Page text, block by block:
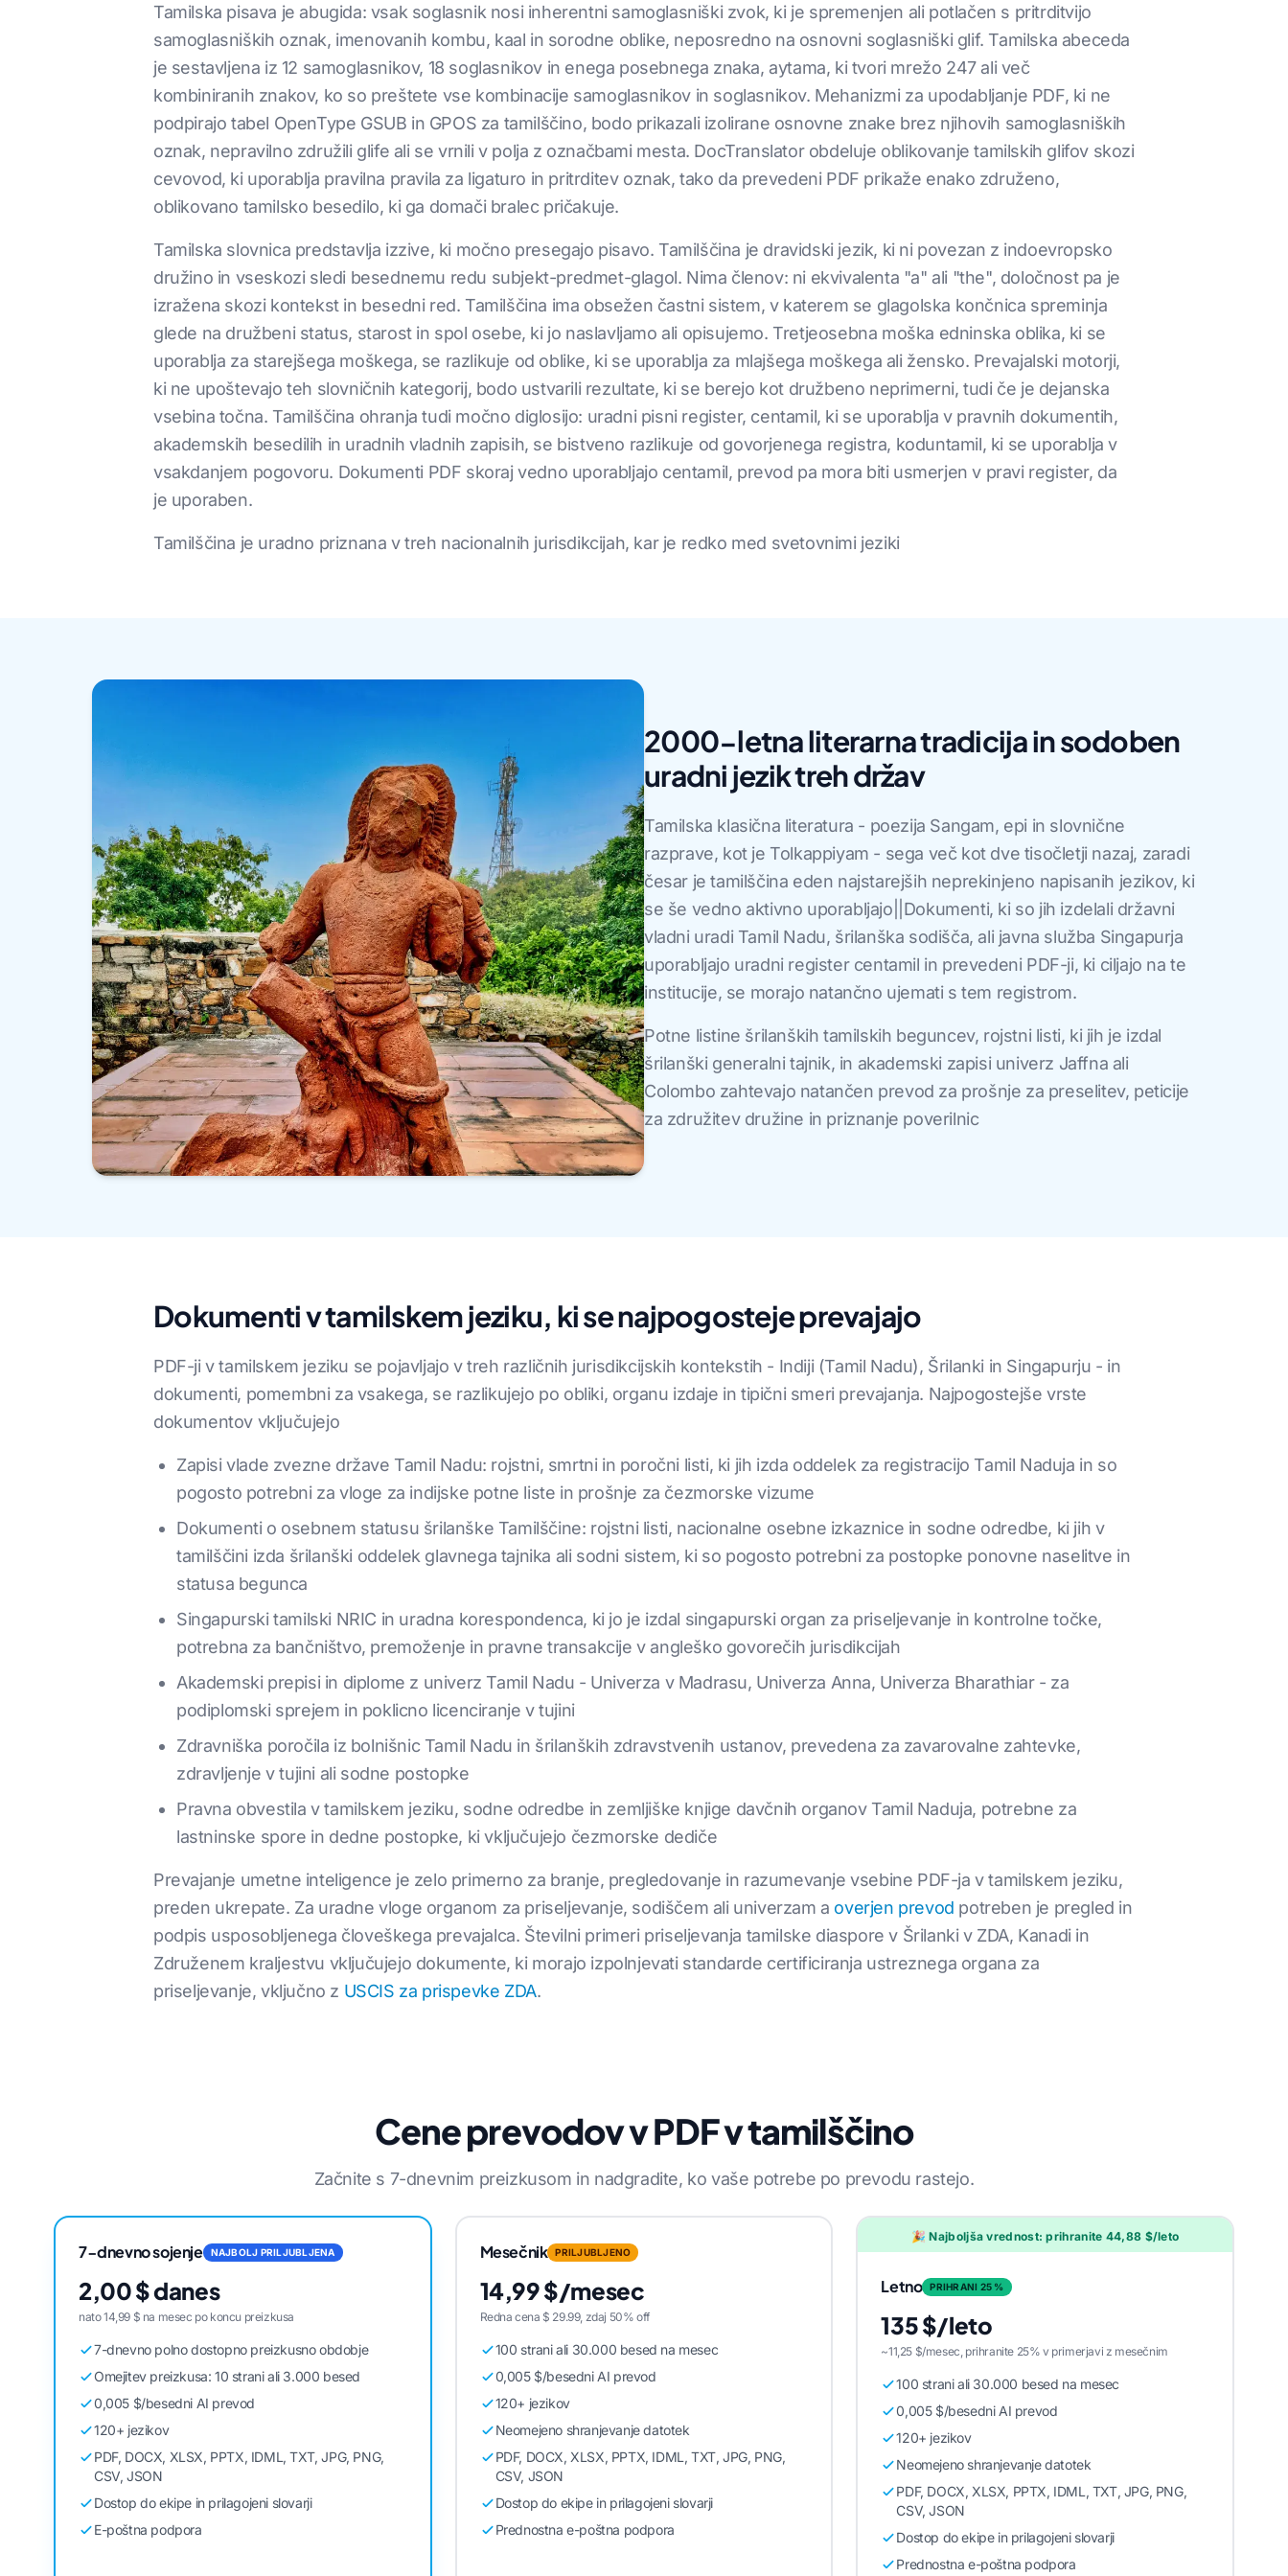
Tamilska pisava je abugida: vsak soglasnik nosi inherentni samoglasniški zvok, ki je spremenjen ali potlačen s pritrditvijo
samoglasniških oznak, imenovanih kombu, kaal in sorodne oblike, neposredno na osnovni soglasniški glif. Tamilska abeceda
je sestavljena iz 12 samoglasnikov, 18 soglasnikov in enega posebnega znaka, aytama, ki tvori mrežo 247 ali več
kombiniranih znakov, ko so preštete vse kombinacije samoglasnikov in soglasnikov. Mehanizmi za upodabljanje PDF, ki ne
podpirajo tabel OpenType GSUB in GPOS za tamilščino, bodo prikazali izolirane osnovne znake brez njihovih samoglasniških
oznak, nepravilno združili glife ali se vrnili v polja z označbami mesta. DocTranslator obdeluje oblikovanje tamilskih glifov skozi
cevovod, ki uporablja pravilna pravila za ligaturo in pritrditev oznak, tako da prevedeni PDF prikaže enako združeno,
oblikovano tamilsko besedilo, ki ga domači bralec pričakuje.
Tamilska slovnica predstavlja izzive, ki močno presegajo pisavo. Tamilščina je dravidski jezik, ki ni povezan z indoevropsko
družino in vseskozi sledi besednemu redu subjekt-predmet-glagol. Nima členov: ni ekvivalenta "a" ali "the", določnost pa je
izražena skozi kontekst in besedni red. Tamilščina ima obsežen častni sistem, v katerem se glagolska končnica spreminja
glede na družbeni status, starost in spol osebe, ki jo naslavljamo ali opisujemo. Tretjeosebna moška edninska oblika, ki se
uporablja za starejšega moškega, se razlikuje od oblike, ki se uporablja za mlajšega moškega ali žensko. Prevajalski motorji,
ki ne upoštevajo teh slovničnih kategorij, bodo ustvarili rezultate, ki se berejo kot družbeno neprimerni, tudi če je dejanska
vsebina točna. Tamilščina ohranja tudi močno diglosijo: uradni pisni register, centamil, ki se uporablja v pravnih dokumentih,
akademskih besedilih in uradnih vladnih zapisih, se bistveno razlikuje od govorjenega registra, koduntamil, ki se uporablja v
vsakdanjem pogovoru. Dokumenti PDF skoraj vedno uporabljajo centamil, prevod pa mora biti usmerjen v pravi register, da
je uporaben.
Tamilščina je uradno priznana v treh nacionalnih jurisdikcijah, kar je redko med svetovnimi jeziki
2000-letna literarna tradicija in sodoben
uradni jezik treh držav
Tamilska klasična literatura - poezija Sangam, epi in slovnične
razprave, kot je Tolkappiyam - sega več kot dve tisočletji nazaj, zaradi
česar je tamilščina eden najstarejših neprekinjeno napisanih jezikov, ki
se še vedno aktivno uporabljajo||Dokumenti, ki so jih izdelali državni
vladni uradi Tamil Nadu, šrilanška sodišča, ali javna služba Singapurja
uporabljajo uradni register centamil in prevedeni PDF-ji, ki ciljajo na te
institucije, se morajo natančno ujemati s tem registrom.
Potne listine šrilanških tamilskih beguncev, rojstni listi, ki jih je izdal
šrilanški generalni tajnik, in akademski zapisi univerz Jaffna ali
Colombo zahtevajo natančen prevod za prošnje za preselitev, peticije
za združitev družine in priznanje poverilnic
Dokumenti v tamilskem jeziku, ki se najpogosteje prevajajo
PDF-ji v tamilskem jeziku se pojavljajo v treh različnih jurisdikcijskih kontekstih - Indiji (Tamil Nadu), Šrilanki in Singapurju - in
dokumenti, pomembni za vsakega, se razlikujejo po obliki, organu izdaje in tipični smeri prevajanja. Najpogostejše vrste
dokumentov vključujejo
Zapisi vlade zvezne države Tamil Nadu: rojstni, smrtni in poročni listi, ki jih izda oddelek za registracijo Tamil Naduja in so
pogosto potrebni za vloge za indijske potne liste in prošnje za čezmorske vizume
Dokumenti o osebnem statusu šrilanške Tamilščine: rojstni listi, nacionalne osebne izkaznice in sodne odredbe, ki jih v
tamilščini izda šrilanški oddelek glavnega tajnika ali sodni sistem, ki so pogosto potrebni za postopke ponovne naselitve in
statusa begunca
Singapurski tamilski NRIC in uradna korespondenca, ki jo je izdal singapurski organ za priseljevanje in kontrolne točke,
potrebna za bančništvo, premoženje in pravne transakcije v angleško govorečih jurisdikcijah
Akademski prepisi in diplome z univerz Tamil Nadu - Univerza v Madrasu, Univerza Anna, Univerza Bharathiar - za
podiplomski sprejem in poklicno licenciranje v tujini
Zdravniška poročila iz bolnišnic Tamil Nadu in šrilanških zdravstvenih ustanov, prevedena za zavarovalne zahtevke,
zdravljenje v tujini ali sodne postopke
Pravna obvestila v tamilskem jeziku, sodne odredbe in zemljiške knjige davčnih organov Tamil Naduja, potrebne za
lastninske spore in dedne postopke, ki vključujejo čezmorske dediče
Prevajanje umetne inteligence je zelo primerno za branje, pregledovanje in razumevanje vsebine PDF-ja v tamilskem jeziku,
preden ukrepate. Za uradne vloge organom za priseljevanje, sodiščem ali univerzam a overjen prevod potreben je pregled in
podpis usposobljenega človeškega prevajalca. Številni primeri priseljevanja tamilske diaspore v Šrilanki v ZDA, Kanadi in
Združenem kraljestvu vključujejo dokumente, ki morajo izpolnjevati standarde certificiranja ustreznega organa za
priseljevanje, vključno z USCIS za prispevke ZDA.
Cene prevodov v PDF v tamilščino
Začnite s 7-dnevnim preizkusom in nadgradite, ko vaše potrebe po prevodu rastejo.
7-dnevno sojenje NAJBOLJ PRILJUBLJENA
2,00 $ danes
nato 14,99 $ na mesec po koncu preizkusa
7-dnevno polno dostopno preizkusno obdobje
Omejitev preizkusa: 10 strani ali 3.000 besed
0,005 $/besedni AI prevod
120+ jezikov
PDF, DOCX, XLSX, PPTX, IDML, TXT, JPG, PNG,
CSV, JSON
Dostop do ekipe in prilagojeni slovarji
E-poštna podpora
Mesečnik PRILJUBLJENO
14,99 $/mesec
Redna cena $ 29.99, zdaj 50% off
100 strani ali 30.000 besed na mesec
0,005 $/besedni AI prevod
120+ jezikov
Neomejeno shranjevanje datotek
PDF, DOCX, XLSX, PPTX, IDML, TXT, JPG, PNG,
CSV, JSON
Dostop do ekipe in prilagojeni slovarji
Prednostna e-poštna podpora
🎉 Najboljša vrednost: prihranite 44,88 $/leto
Letno PRIHRANI 25 %
135 $/leto
~11,25 $/mesec, prihranite 25% v primerjavi z mesečnim
100 strani ali 30.000 besed na mesec
0,005 $/besedni AI prevod
120+ jezikov
Neomejeno shranjevanje datotek
PDF, DOCX, XLSX, PPTX, IDML, TXT, JPG, PNG,
CSV, JSON
Dostop do ekipe in prilagojeni slovarji
Prednostna e-poštna podpora